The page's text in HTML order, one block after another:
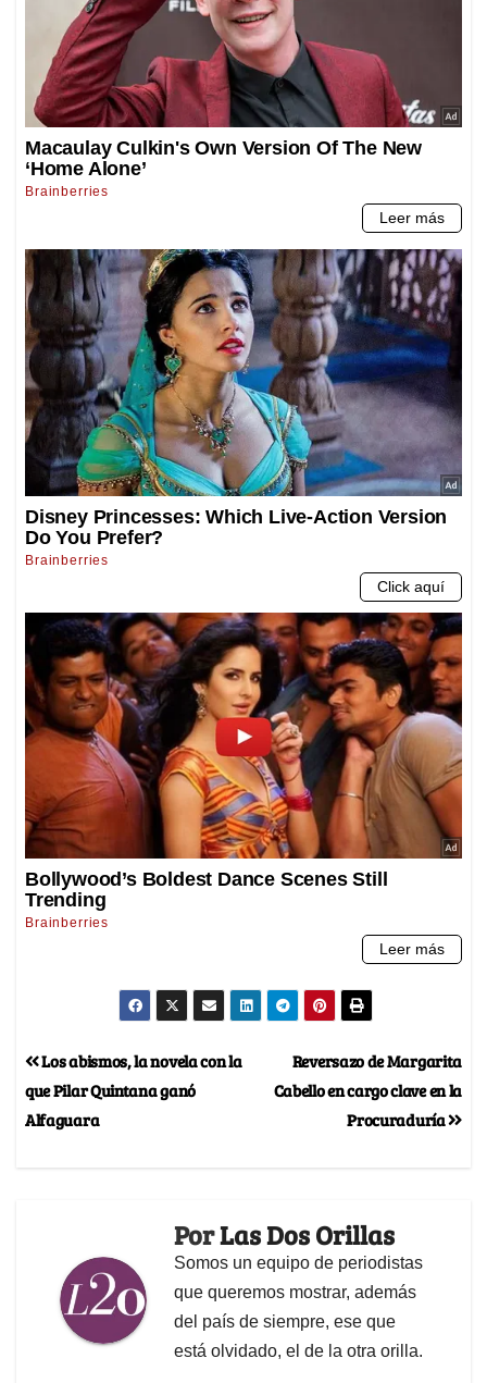
Reversazo de Margarita
Cabello en cargo clave en la
Procuraduría
Los abismos, la novela con la
que Pilar Quintana ganó
Alfaguara
PorLas Dos Orillas
Somos un equipo de periodistas
que queremos mostrar, además
del país de siempre, ese que
está olvidado, el de la otra orilla.